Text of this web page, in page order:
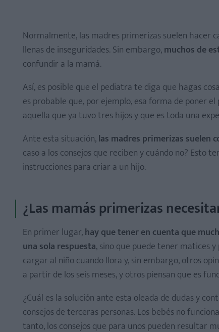
Normalmente, las madres primerizas suelen hacer
llenas de inseguridades. Sin embargo,muchos de
confundir a la mamá.
Así, es posible que el pediatra te diga que hagas
es probable que, por ejemplo, esa forma de poner
aquella que ya tuvo tres hijos y que es toda una
Ante esta situación,las madres primerizas suelen
caso a los consejos que reciben y cuándo no? Esto
instrucciones para criar a un hijo.
¿Las mamás primerizas
En primer lugar,hay que tener en cuenta que
una sola respuesta, sino que puede tener matices
cargar al niño cuando llora y, sin embargo, otros
a partir de los seis meses, y otros piensan que es
¿Cuál es la solución ante esta oleada de dudas y
consejos de terceras personas. Los bebés no
tanto, los consejos que para unos pueden resultar